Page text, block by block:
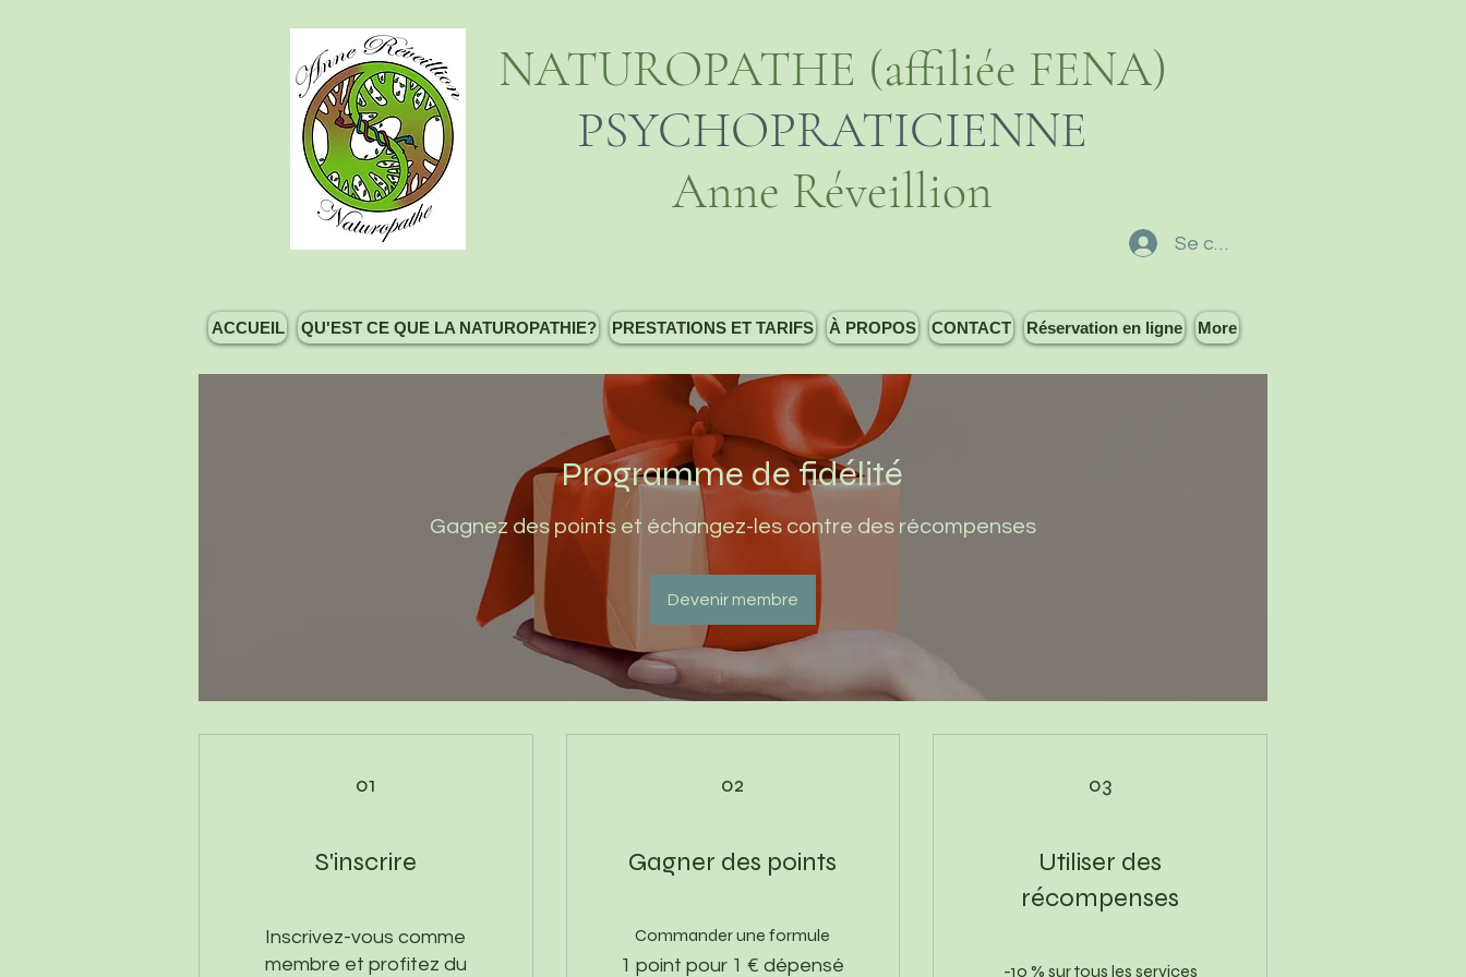
NATUROPATHE (affiliée FENA)
PSYCHOPRATICIENNE
Anne Réveillion
Se connecter
ACCUEIL QU'EST CE QUE LA NATUROPATHIE? PRESTATIONS ET TARIFS À PROPOS CONTACT Réservation en ligne More
Programme de fidélité
Gagnez des points et échangez-les contre des récompenses
Devenir membre
01
S'inscrire
Inscrivez-vous comme
membre et profitez du
02
Gagner des points
Commander une formule
1 point pour 1 € dépensé
03
Utiliser des
récompenses
-10 % sur tous les services